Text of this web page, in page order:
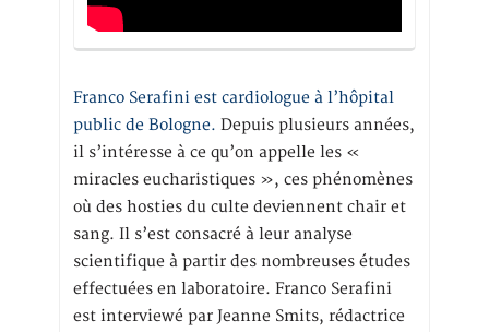
Franco Serafini est cardiologue à l’hôpital
public de Bologne. Depuis plusieurs années,
il s’intéresse à ce qu’on appelle les «
miracles eucharistiques », ces phénomènes
où des hosties du culte deviennent chair et
sang. Il s’est consacré à leur analyse
scientifique à partir des nombreuses études
effectuées en laboratoire. Franco Serafini
est interviewé par Jeanne Smits, rédactrice